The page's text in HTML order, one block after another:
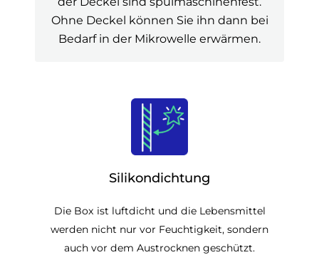
Ohne Deckel können Sie ihn dann bei
Bedarf in der Mikrowelle erwärmen.
Silikondichtung
Die Box ist luftdicht und die Lebensmittel
werden nicht nur vor Feuchtigkeit, sondern
auch vor dem Austrocknen geschützt.